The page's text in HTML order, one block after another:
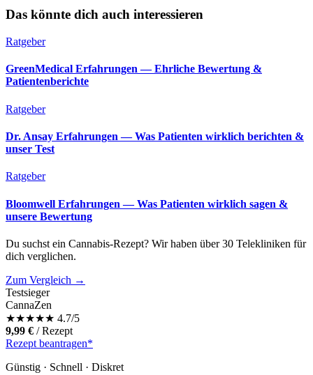
Das könnte dich auch interessieren
Ratgeber
GreenMedical Erfahrungen — Ehrliche Bewertung &
Patientenberichte
Ratgeber
Dr. Ansay Erfahrungen — Was Patienten wirklich berichten &
unser Test
Ratgeber
Bloomwell Erfahrungen — Was Patienten wirklich sagen &
unsere Bewertung
Du suchst ein Cannabis-Rezept? Wir haben über 30 Telekliniken für
dich verglichen.
Zum Vergleich →
Testsieger
CannaZen
★★★★★ 4.7/5
9,99 € / Rezept
Rezept beantragen*
Günstig · Schnell · Diskret